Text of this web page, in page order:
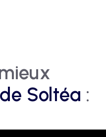
Soltéa :